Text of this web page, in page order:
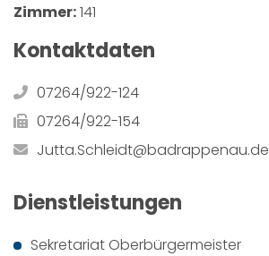
Zimmer:141
Kontaktdaten
07264/922-124
07264/922-154
Jutta.Schleidt@badrappenau.de
Dienstleistungen
Sekretariat Oberbürgermeister